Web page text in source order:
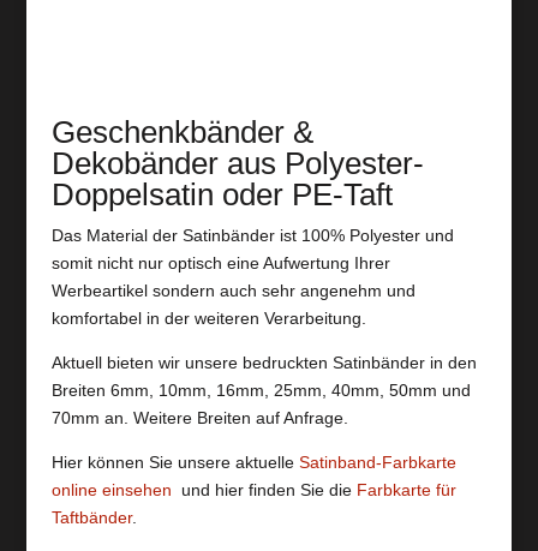
Geschenkbänder &
Dekobänder aus Polyester-
Doppelsatin oder PE-Taft
Das Material der Satinbänder ist 100% Polyester und
somit nicht nur optisch eine Aufwertung Ihrer
Werbeartikel sondern auch sehr angenehm und
komfortabel in der weiteren Verarbeitung.
Aktuell bieten wir unsere bedruckten Satinbänder in den
Breiten 6mm, 10mm, 16mm, 25mm, 40mm, 50mm und
70mm an. Weitere Breiten auf Anfrage.
Hier können Sie unsere aktuelle Satinband-Farbkarte
online einsehen
und hier finden Sie dieFarbkarte für
Taftbänder.